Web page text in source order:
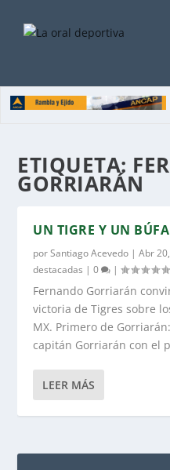
ETIQUETA:
GORRIARÁN
UN TIGRE Y UN
porSantiago Acevedo |Abr
destacadas |0 |
Fernando Gorriarán
victoria de Tigres sobre
MX. Primero de
capitán Gorriarán con el
LEER MÁS